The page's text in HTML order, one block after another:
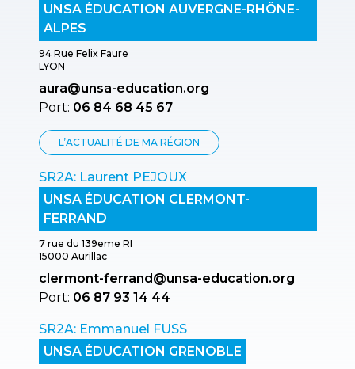
UNSA ÉDUCATION AUVERGNE-RHÔNE-
ALPES
94 Rue Felix Faure
LYON
aura@unsa-education.org
Port: 06 84 68 45 67
L’ACTUALITÉ DE MA RÉGION
SR2A: Laurent PEJOUX
UNSA ÉDUCATION CLERMONT-
FERRAND
7 rue du 139eme RI
15000 Aurillac
clermont-ferrand@unsa-education.org
Port: 06 87 93 14 44
SR2A: Emmanuel FUSS
UNSA ÉDUCATION GRENOBLE